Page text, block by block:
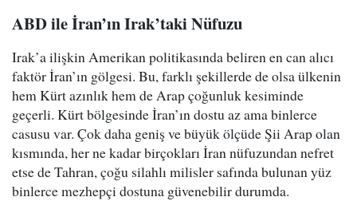
ABD ile İran’ın Irak’taki Nüfuzu
Irak’a ilişkin Amerikan politikasında beliren en can alıcı
faktör İran’ın gölgesi. Bu, farklı şekillerde de olsa ülkenin
hem Kürt azınlık hem de Arap çoğunluk kesiminde
geçerli. Kürt bölgesinde İran’ın dostu az ama binlerce
casusu var. Çok daha geniş ve büyük ölçüde Şii Arap olan
kısmında, her ne kadar birçokları İran nüfuzundan nefret
etse de Tahran, çoğu silahlı milisler safında bulunan yüz
binlerce mezhepçi dostuna güvenebilir durumda.